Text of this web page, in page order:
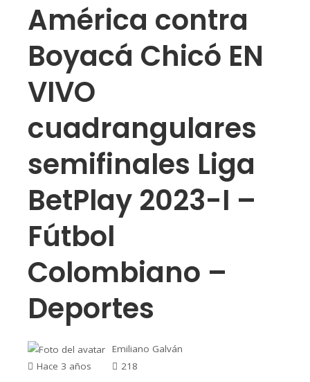
América contra
Boyacá Chicó EN
VIVO
cuadrangulares
semifinales Liga
BetPlay 2023-I –
Fútbol
Colombiano –
Deportes
Emiliano Galván
Hace 3 años
218